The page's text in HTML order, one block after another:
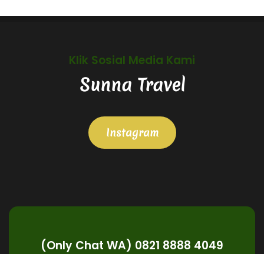
Klik Sosial Media Kami
Sunna Travel
Instagram
(Only Chat WA) 0821 8888 4049